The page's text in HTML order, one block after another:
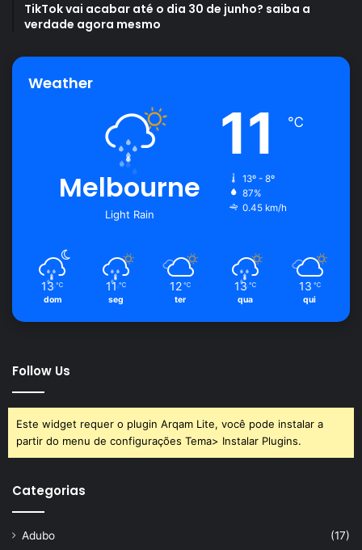
TikTok vai acabar até o dia 30 de junho? saiba a
verdade agora mesmo
Weather
Melbourne
Light Rain
11 ℃
13º - 8º
87%
0.45 km/h
13 ℃
dom
11 ℃
seg
12 ℃
ter
13 ℃
qua
13 ℃
qui
Follow Us
Este widget requer o plugin Arqam Lite, você pode instalar a
partir do menu de configurações Tema> Instalar Plugins.
Categorias
Adubo
(17)